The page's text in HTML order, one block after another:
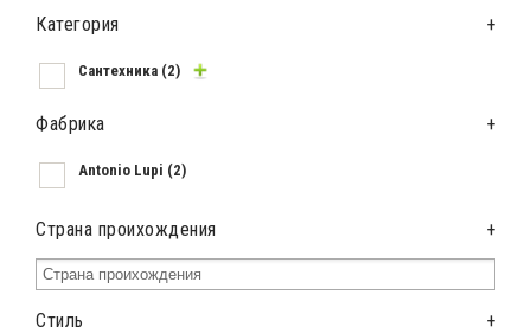
Категория +
Сантехника (2)
Фабрика +
Antonio Lupi (2)
Страна проихождения +
Стиль +